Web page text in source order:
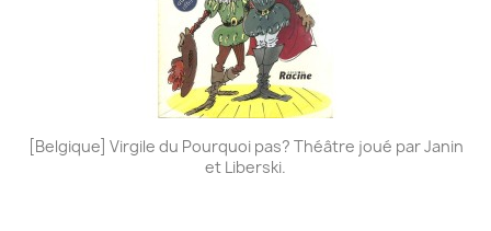
[Belgique] Virgile du Pourquoi pas? Théâtre joué par Janin
et Liberski.